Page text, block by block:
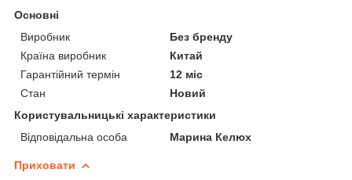
Основні
Виробник
Без бренду
Країна виробник
Китай
Гарантійний термін
12 міс
Стан
Новий
Користувальницькі характеристики
Відповідальна особа
Марина Келюх
Приховати